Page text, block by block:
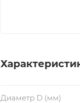
Диаметр D (мм)